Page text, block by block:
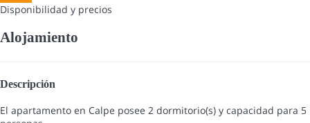
Disponibilidad y precios
Alojamiento
Descripción
El apartamento en Calpe posee 2 dormitorio(s) y capacidad para 5